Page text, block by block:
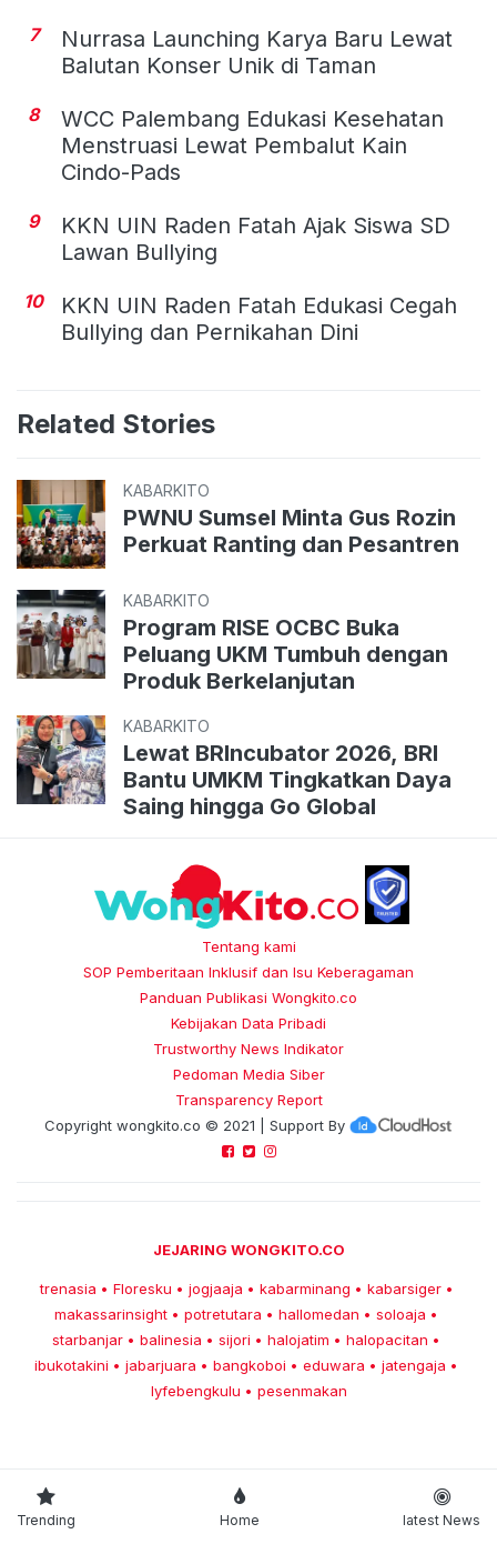
7
Nurrasa Launching Karya Baru Lewat
Balutan Konser Unik di Taman
8
WCC Palembang Edukasi Kesehatan
Menstruasi Lewat Pembalut Kain
Cindo-Pads
9
KKN UIN Raden Fatah Ajak Siswa SD
Lawan Bullying
10
KKN UIN Raden Fatah Edukasi Cegah
Bullying dan Pernikahan Dini
Related Stories
KABARKITO
PWNU Sumsel Minta Gus Rozin
Perkuat Ranting dan Pesantren
KABARKITO
Program RISE OCBC Buka
Peluang UKM Tumbuh dengan
Produk Berkelanjutan
KABARKITO
Lewat BRIncubator 2026, BRI
Bantu UMKM Tingkatkan Daya
Saing hingga Go Global
Tentang kami
SOP Pemberitaan Inklusif dan Isu Keberagaman
Panduan Publikasi Wongkito.co
Kebijakan Data Pribadi
Trustworthy News Indikator
Pedoman Media Siber
Transparency Report
Copyright wongkito.co © 2021 | Support By
JEJARING WONGKITO.CO
trenasia • Floresku • jogjaaja • kabarminang • kabarsiger •
makassarinsight • potretutara • hallomedan • soloaja •
starbanjar • balinesia • sijori • halojatim • halopacitan •
ibukotakini • jabarjuara • bangkoboi • eduwara • jatengaja •
lyfebengkulu • pesenmakan
Trending Home latest News